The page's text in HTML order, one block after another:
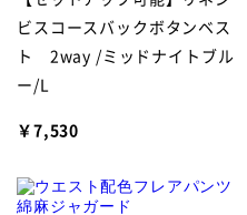
ビスコースバックボタンベス
ト 2way /ミッドナイトブル
ー/L
￥7,530